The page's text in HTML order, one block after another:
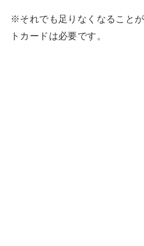
※それでも足りなくなること
トカードは必要です。